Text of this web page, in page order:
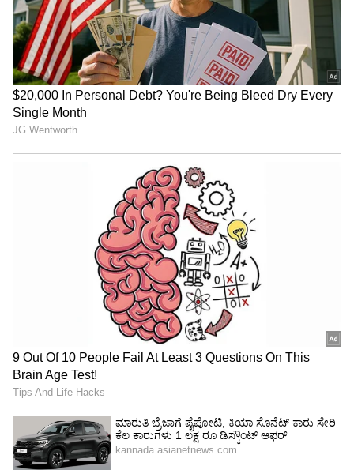
ಸಿಂಪಲ್ ಸೀರೆಯಲ್ಲಿ ನಿಮ್ಮ ಸೌಂದರ್ಯ ಹೆಚ್ಚಿಸೋ 200
ರೂ.ಗೆ ಸಿಗುವ ಕಿವಿಯೋಲೆಗಳು
3
5
Asianet News
ಸೀರೆಗೆ ಅಂದ ತಂದ ಸ್ಟಾರ್‌ ನಾಯಕಿ (The Definition
of Grace and Elegance)
ಚಿತ್ರರಂಗದಲ್ಲಿ ಗ್ಲಾಮರ್ ಪ್ರಪಂಚದ ನಡುವೆಯೂ ಸೀರೆ
ಧರಿಸಿಯೇ ಸೌಂದರ್ಯ ತೋರಿದ್ದವರು ನಟಿ ಸೌಂದರ್.
ತಮ್ಮದೇ ಆದ ವಿಶಿಷ್ಟ ಇಮೇಜ್ ಸೃಷ್ಟಿಸಿಕೊಂಡಿದ್ದರು. ಸೀರೆ
ಉಡುವ ಶೈಲಿಯಲ್ಲೇ ಆ ಸೀರೆಗೆ ಹೊಸ ಅಂದ ತರುತ್ತಿದ್ದ
ಸೌಂದರ್ಯ, ಕೇವಲ ಕಂಟೆಂಟ್ ಆಧಾರಿತ ಮತ್ತು ಕೌಟುಂಬಿಕ
ಸಿನಿಮಾಗಳನ್ನು ಆಯ್ದುಕೊಂಡು ಸಕ್ಸಸ್ ರೇಟ್
ಹೆಚ್ಚಿಸಿಕೊಂಡಿದ್ದರು. ಅಂದಿನ ಕಾಲದಲ್ಲಿ ಸ್ಟಾರ್ ನಟ